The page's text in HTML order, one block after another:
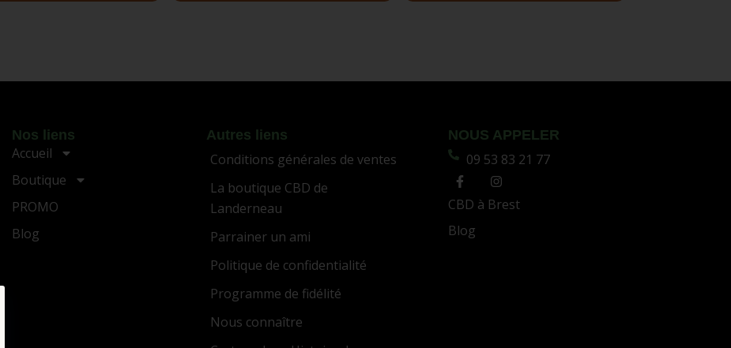
Nos liens
Accueil
Boutique
PROMO
Blog
Autres liens
Conditions générales de ventes
La boutique CBD de
Landerneau
Parrainer un ami
Politique de confidentialité
Programme de fidélité
Nous connaître
NOUS APPELER
09 53 83 21 77
CBD à Brest
Blog